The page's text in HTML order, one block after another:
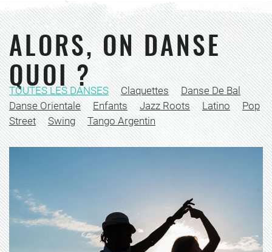
ALORS, ON DANSE
QUOI ?
TOUTES LES DANSES Claquettes
Danse De Bal
Danse Orientale
Enfants Jazz Roots Latino
Pop
Street
Swing Tango Argentin